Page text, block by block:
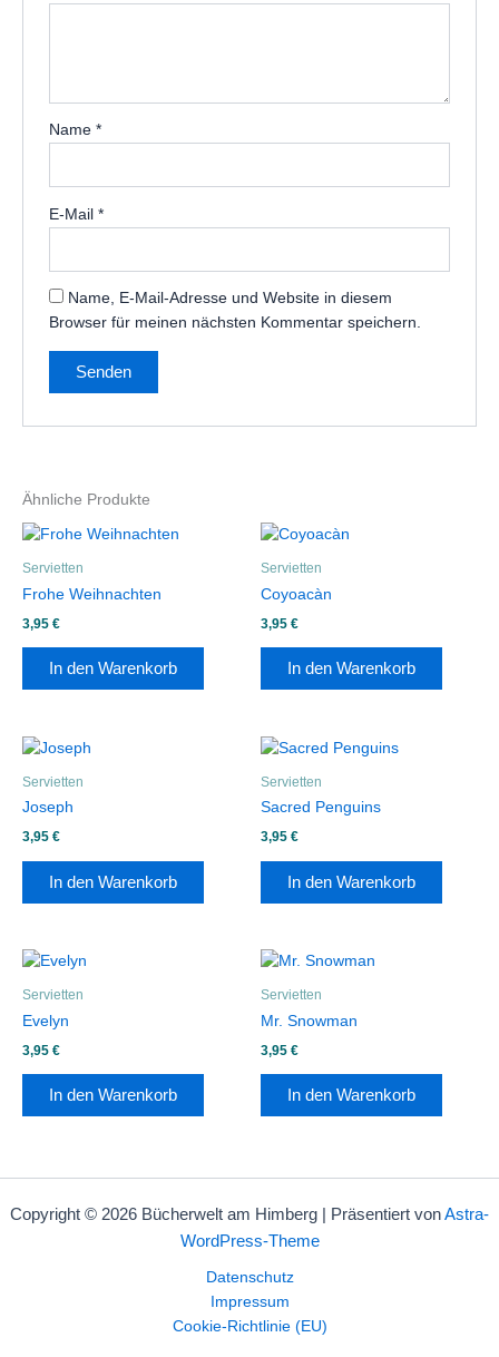
Name *
E-Mail *
Name, E-Mail-Adresse und Website in diesem
Browser für meinen nächsten Kommentar speichern.
Ähnliche Produkte
Servietten
Frohe Weihnachten
3,95 €
In den Warenkorb
Servietten
Coyoacàn
3,95 €
In den Warenkorb
Servietten
Joseph
3,95 €
In den Warenkorb
Servietten
Sacred Penguins
3,95 €
In den Warenkorb
Servietten
Evelyn
3,95 €
In den Warenkorb
Servietten
Mr. Snowman
3,95 €
In den Warenkorb
Copyright © 2026 Bücherwelt am Himberg | Präsentiert vonAstra-
WordPress-Theme
Datenschutz
Impressum
Cookie-Richtlinie (EU)